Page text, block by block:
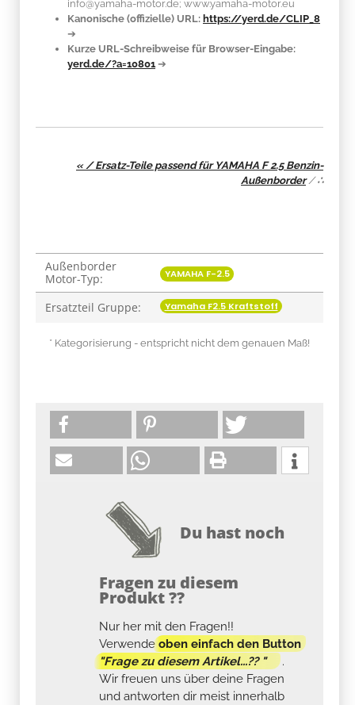
info@yamaha-motor.de; www.yamaha-motor.eu
Kanonische (offizielle) URL: https://yerd.de/CLIP_8
➔
Kurze URL-Schreibweise für Browser-Eingabe:
yerd.de/?a=10801 ➔
« / Ersatz-Teile passend für YAMAHA F 2.5 Benzin-
Außenborder/∴
Produkteigenschaft
Wert
Außenborder
Motor-Typ:
YAMAHA F-2.5
Ersatzteil Gruppe: Yamaha F2.5 Kraftstoff
* Kategorisierung - entspricht nicht dem genauen Maß!
Du hast noch
Fragen zu diesem
Produkt ??
Nur her mit den Fragen!!
Verwendeoben einfach den Button
"Frage zu diesem Artikel...?? "
.
Wir freuen uns über deine Fragen
und antworten dir meist innerhalb